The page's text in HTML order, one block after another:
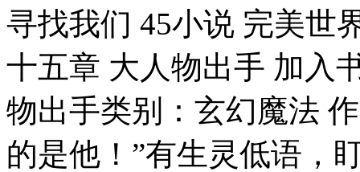
寻找我们 45小说 完美世
十五章 大人物出手 加入
物出手类别：玄幻魔法
的是他！”有生灵低语，